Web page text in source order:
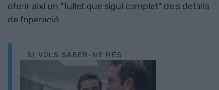
oferir així un "fullet que sigui complet" dels detalls
de l'operació.
SI VOLS SABER-NE MÉS